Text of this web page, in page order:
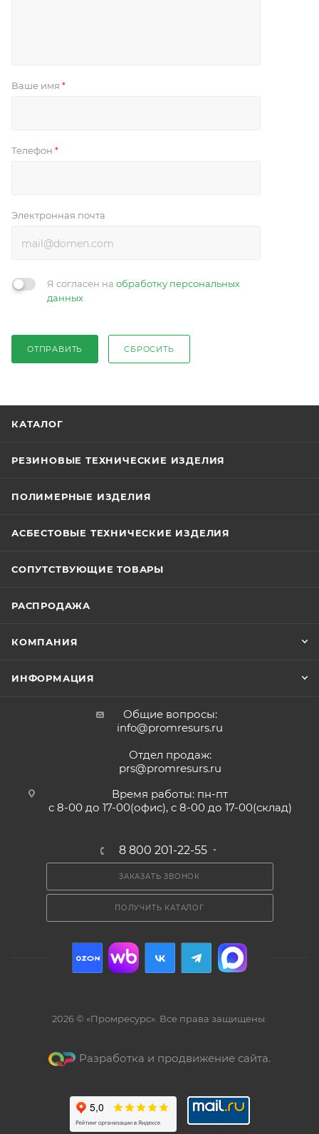
Ваше имя *
Телефон *
Электронная почта
Я согласен на обработку персональных
данных
ОТПРАВИТЬ СБРОСИТЬ
КАТАЛОГ
РЕЗИНОВЫЕ ТЕХНИЧЕСКИЕ ИЗДЕЛИЯ
ПОЛИМЕРНЫЕ ИЗДЕЛИЯ
АСБЕСТОВЫЕ ТЕХНИЧЕСКИЕ ИЗДЕЛИЯ
СОПУТСТВУЮЩИЕ ТОВАРЫ
РАСПРОДАЖА
КОМПАНИЯ
ИНФОРМАЦИЯ
Общие вопросы:
info@promresurs.ru
Отдел продаж:
prs@promresurs.ru
Время работы: пн-пт
с 8-00 до 17-00(офис), с 8-00 до 17-00(склад)
8 800 201-22-55
ЗАКАЗАТЬ ЗВОНОК
ПОЛУЧИТЬ КАТАЛОГ
2026 © «Промресурс». Все права защищены.
Разработка и продвижение сайта.